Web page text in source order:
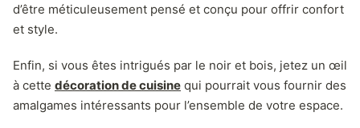
d’être méticuleusement pensé et conçu pour offrir confort
et style.
Enfin, si vous êtes intrigués par le noir et bois, jetez un œil
à cette décoration de cuisine qui pourrait vous fournir des
amalgames intéressants pour l’ensemble de votre espace.